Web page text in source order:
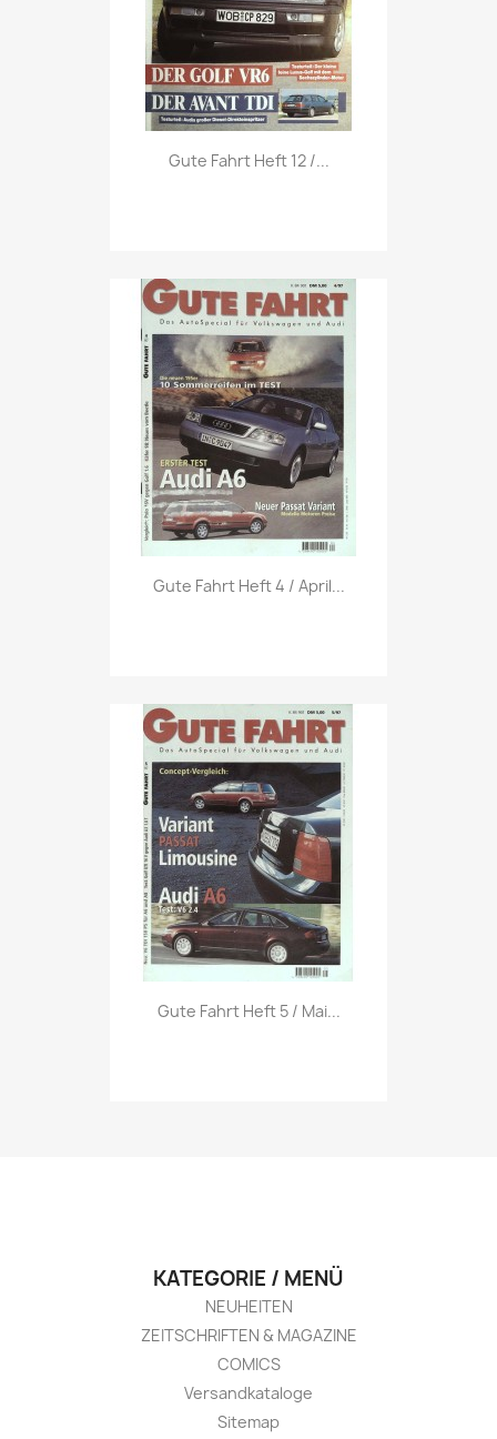
Vorschau
Gute Fahrt Heft 12 /...
Vorschau
Gute Fahrt Heft 4 / April...
Vorschau
Gute Fahrt Heft 5 / Mai...
KATEGORIE / MENÜ
NEUHEITEN
ZEITSCHRIFTEN & MAGAZINE
COMICS
Versandkataloge
Sitemap